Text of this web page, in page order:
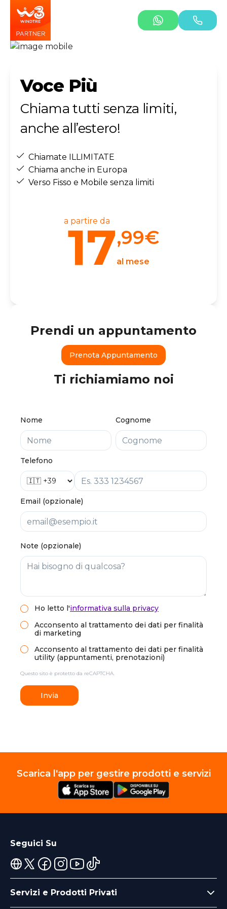
Voce Più
Chiama tutti senza limiti,
anche all’estero!
Chiamate ILLIMITATE
Chiama anche in Europa
Verso Fisso e Mobile senza limiti
a partire da
17,99€
al mese
Prendi un appuntamento
Prenota Appuntamento
Ti richiamiamo noi
Nome Cognome
Telefono
Email (opzionale)
Note (opzionale)
Ho letto l'informativa sulla privacy
Acconsento al trattamento dei dati per finalità
di marketing
Acconsento al trattamento dei dati per finalità
utility (appuntamenti, prenotazioni)
Questo sito è protetto da reCAPTCHA.
Invia
Scarica l'app per gestire prodotti e servizi
Seguici Su
Servizi e Prodotti Privati